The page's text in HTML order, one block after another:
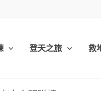
登天之旅 救